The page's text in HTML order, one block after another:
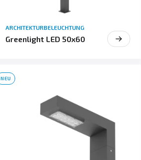
ARCHITEKTURBELEUCHTUNG
Greenlight LED 50x60
NEU